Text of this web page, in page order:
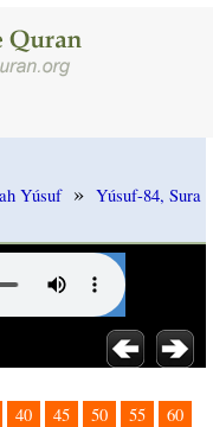
Yúsuf » Yúsuf-84, Sura
40 45 50 55
60